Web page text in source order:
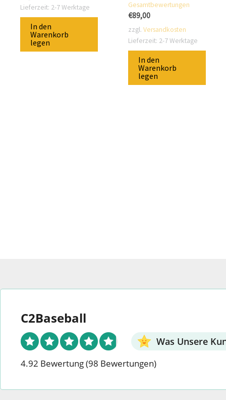
Lieferzeit: 2-7 Werktage
In den
Warenkorb
legen
von 5
Gesamtbewertungen
€89,00
zzgl.Versandkosten
Lieferzeit: 2-7 Werktage
In den
Warenkorb
legen
C2Baseball
Was Unsere
4.92 Bewertung(98 Bewertungen)